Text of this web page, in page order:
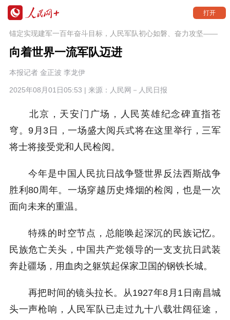
打开
锚定实现建军一百年奋斗目标，人民军队初心如磐、奋力攻坚——
向着世界一流军队迈进
本报记者 金正波 李龙伊
2025年08月01日05:53 | 来源： 人民网－人民日报
北京，天安门广场，人民英雄纪念碑直指苍
穹。9月3日，一场盛大阅兵式将在这里举行，三军
将士将接受党和人民检阅。
今年是中国人民抗日战争暨世界反法西斯战争
胜利80周年。一场穿越历史烽烟的检阅，也是一次
面向未来的重温。
特殊的时空节点，总能唤起深沉的民族记忆。
民族危亡关头，中国共产党领导的一支支抗日武装
奔赴疆场，用血肉之躯筑起保家卫国的钢铁长城。
再把时间的镜头拉长。从1927年8月1日南昌城
头一声枪响，人民军队已走过九十八载壮阔征途，